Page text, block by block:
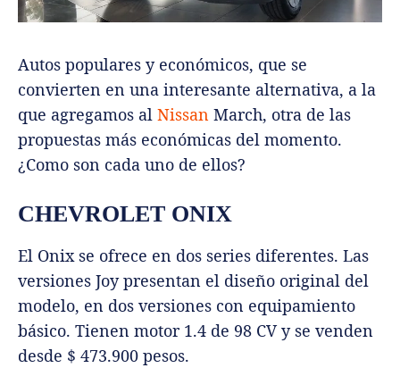
Autos populares y económicos, que se
convierten en una interesante alternativa, a la
que agregamos al Nissan March, otra de las
propuestas más económicas del momento.
¿Como son cada uno de ellos?
CHEVROLET ONIX
El Onix se ofrece en dos series diferentes. Las
versiones Joy presentan el diseño original del
modelo, en dos versiones con equipamiento
básico. Tienen motor 1.4 de 98 CV y se venden
desde $ 473.900 pesos.